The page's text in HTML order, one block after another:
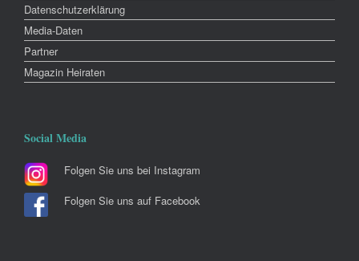
Datenschutzerklärung
Media-Daten
Partner
Magazin Heiraten
Social Media
Folgen Sie uns bei Instagram
Folgen Sie uns auf Facebook